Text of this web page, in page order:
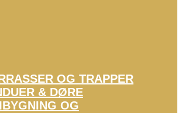
OG TRAPPER
& DØRE
OG